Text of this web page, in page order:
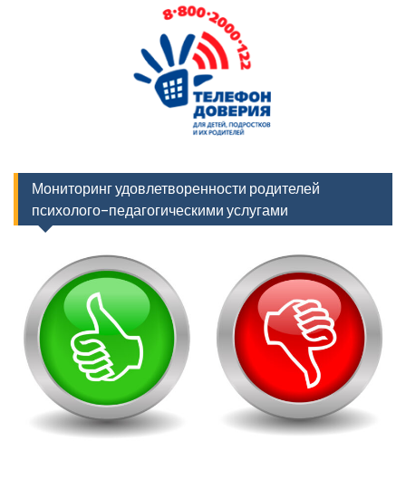
Мониторинг удовлетворенности родителей
психолого-педагогическими услугами